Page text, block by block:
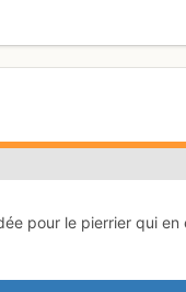
pour le pierrier qui